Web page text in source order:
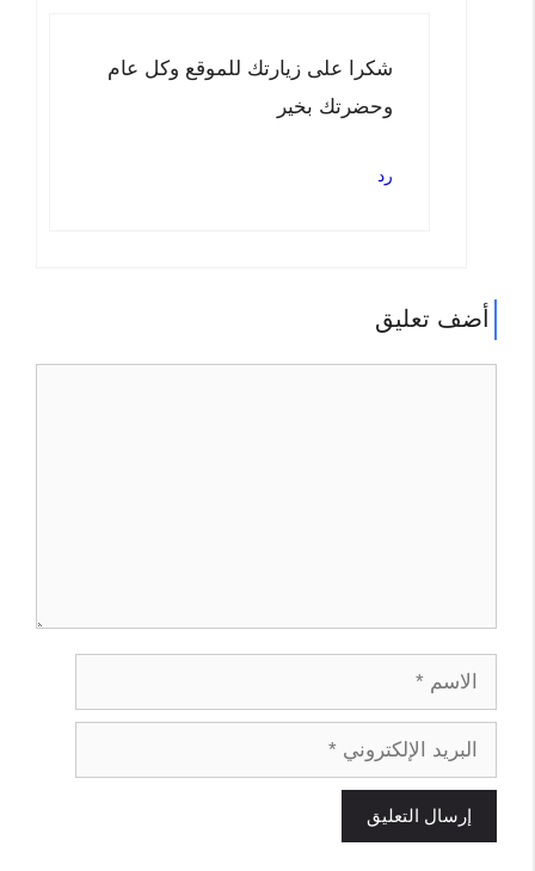
شكرا على زيارتك للموقع وكل عام
وحضرتك بخير
رد
أضف تعليق
الاسم
البريد
الإلكتروني